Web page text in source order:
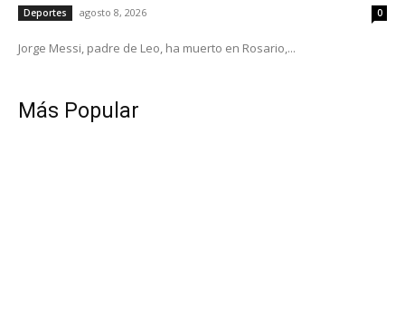
Deportes agosto 8, 2026 0
Jorge Messi, padre de Leo, ha muerto en Rosario,...
Más Popular